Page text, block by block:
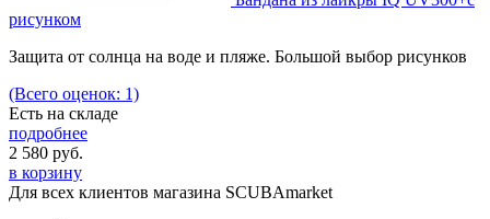
рисунком
Защита от солнца на воде и пляже. Большой выбор рисунков
(Всего оценок: 1)
Есть на складе
подробнее
2 580 руб.
в корзину
Для всех клиентов магазина SCUBAmarket